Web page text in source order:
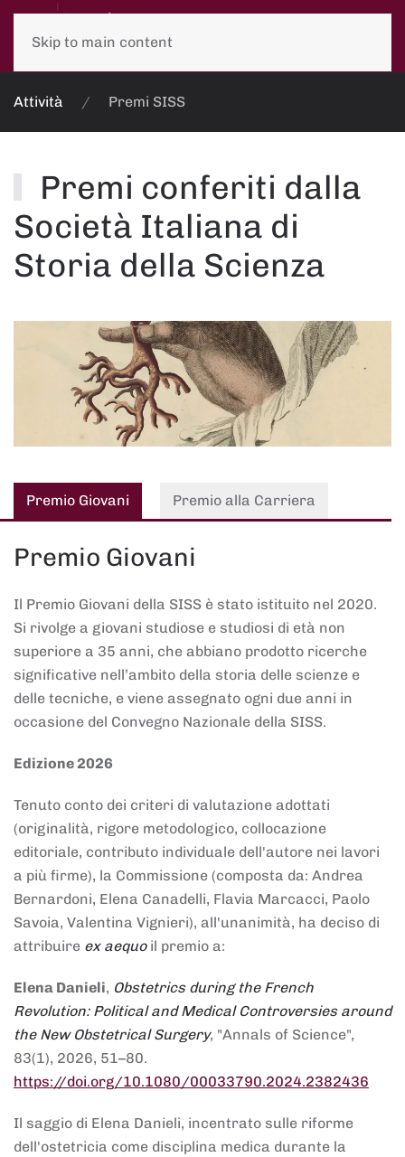
Skip to main content
Attività Premi SISS
Premi conferiti dalla
Società Italiana di
Storia della Scienza
Premio Giovani Premio alla Carriera
Premio Giovani
Il Premio Giovani della SISS è stato istituito nel 2020.
Si rivolge a giovani studiose e studiosi di età non
superiore a 35 anni, che abbiano prodotto ricerche
significative nell’ambito della storia delle scienze e
delle tecniche, e viene assegnato ogni due anni in
occasione del Convegno Nazionale della SISS.
Edizione 2026
Tenuto conto dei criteri di valutazione adottati
(originalità, rigore metodologico, collocazione
editoriale, contributo individuale dell'autore nei lavori
a più firme), la Commissione (composta da: Andrea
Bernardoni, Elena Canadelli, Flavia Marcacci, Paolo
Savoia, Valentina Vignieri), all'unanimità, ha deciso di
attribuire ex aequoil premio a:
Elena Danieli, Obstetrics during the French
Revolution: Political and Medical Controversies around
the New Obstetrical Surgery, "Annals of Science",
83(1), 2026, 51–80.
https://doi.org/10.1080/00033790.2024.2382436
Il saggio di Elena Danieli, incentrato sulle riforme
dell'ostetricia come disciplina medica durante la